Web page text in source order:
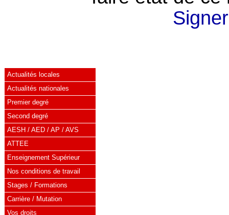
Actualités locales
Actualités nationales
Premier degré
Second degré
AESH / AED / AP / AVS
ATTEE
Enseignement Supérieur
Nos conditions de travail
Stages / Formations
Carrière / Mutation
Vos droits